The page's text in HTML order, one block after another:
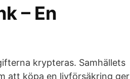
– En
krypteras. Samhällets
att köpa en livförsäkring ger